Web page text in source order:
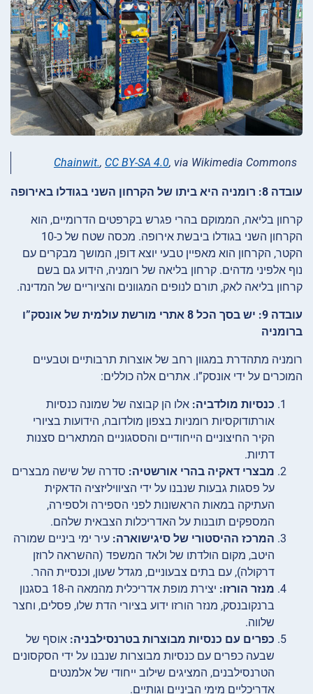
Chainwit., CC BY-SA 4.0, via Wikimedia Commons
עובדה 8: רומניה היא ביתו של הקרחון השני בגודלו באירופה
קרחון בליאה, הממוקם בהרי פגרש בקרפטים הדרומיים, הוא
הקרחון השני בגודלו ביבשת אירופה. מכסה שטח של כ-10
הקטר, הקרחון הוא מאפיין טבעי יוצא דופן, המושך מבקרים עם
נוף אלפיני מדהים. קרחון בליאה של רומניה, הידוע גם בשם
קרחון בליאה לאק, תורם לנופים המגוונים והציוריים של המדינה.
עובדה 9: יש בסך הכל 8 אתרי מורשת עולמית של אונסק”ו
ברומניה
רומניה מתהדרת במגוון רחב של אוצרות תרבותיים וטבעיים
המוכרים על ידי אונסק”ו. אתרים אלה כוללים:
כנסיות מולדביה: אלו הן קבוצה של שמונה כנסיות
אורתודוקסיות רומניות בצפון מולדובה, הידועות בציורי
הקיר החיצוניים הייחודיים והססגוניים המתארים סצנות
דתיות.
מבצרי דאקיה בהרי אורשטיה: סדרה של שישה מבצרים
על פסגות גבעות שנבנו על ידי הציוויליזציה הדאקית
העתיקה במאות הראשונות לפני הספירה ולספירה,
המספקים תובנות על האדריכלות הצבאית שלהם.
המרכז ההיסטורי של סיגישוארה: עיר ימי ביניים שמורה
היטב, מקום הולדתו של ולאד המשפד (ההשראה לרוזן
דרקולה), עם בתים צבעוניים, מגדל שעון, וכנסיית ההר.
מנזר הורזו:
יצירת מופת אדריכלית מהמאה ה-18 בסגנון
ברנקובנסק, מנזר הורזו ידוע בציורי הדת שלו, פסלים, וחצר
שלווה.
כפרים עם כנסיות מבוצרות בטרנסילבניה: אוסף של
שבעה כפרים עם כנסיות מבוצרות שנבנו על ידי הסקסונים
הטרנסילבנים, המציגים שילוב ייחודי של אלמנטים
אדריכליים מימי הביניים וגותיים.